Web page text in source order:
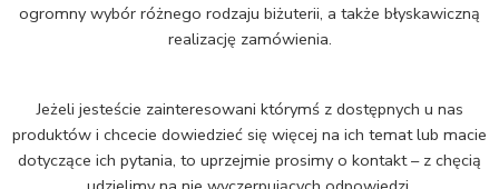
ogromny wybór różnego rodzaju biżuterii, a także błyskawiczną
realizację zamówienia.
Jeżeli jesteście zainteresowani którymś z dostępnych u nas
produktów i chcecie dowiedzieć się więcej na ich temat lub macie
dotyczące ich pytania, to uprzejmie prosimy o kontakt – z chęcią